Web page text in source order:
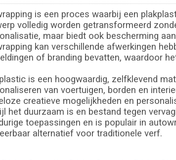
is een proces waarbij een
volledig worden getransformeerd
maar biedt ook bescherming
kan verschillende afwerkingen
of branding bevatten, waardoor
is een hoogwaardig, zelfklevend
van voertuigen, borden en
creatieve mogelijkheden en
het duurzaam is en bestand tegen
toepassingen en is populair in
alternatief voor traditionele verf.